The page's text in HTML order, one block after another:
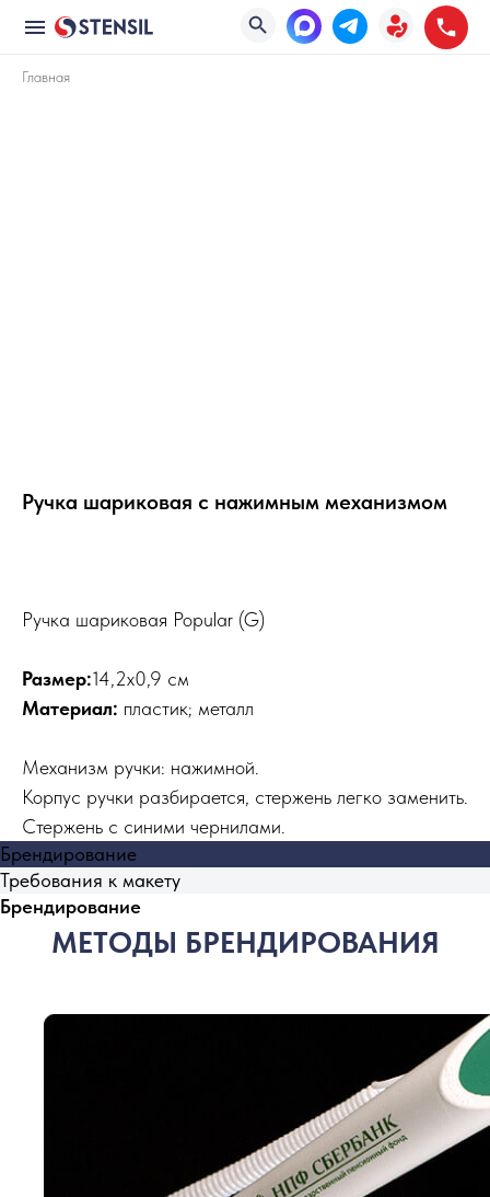
Главная
Ручка шариковая с нажимным механизмом
Ручка шариковая Popular (G)
Размер:14,2х0,9 см
Материал: пластик; металл
Механизм ручки: нажимной.
Корпус ручки разбирается, стержень легко заменить.
Стержень с синими чернилами.
Брендирование
Требования к макету
Брендирование
МЕТОДЫ БРЕНДИРОВАНИЯ